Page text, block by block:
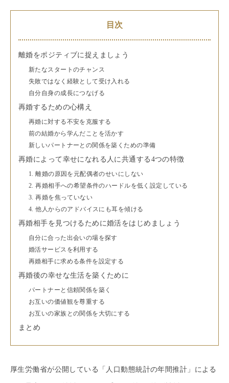
目次
離婚をポジティブに捉えましょう
新たなスタートのチャンス
失敗ではなく経験として受け入れる
自分自身の成長につなげる
再婚するための心構え
再婚に対する不安を克服する
前の結婚から学んだことを活かす
新しいパートナーとの関係を築くための準備
再婚によって幸せになれる人に共通する4つの特徴
1. 離婚の原因を元配偶者のせいにしない
2. 再婚相手への希望条件のハードルを低く設定している
3. 再婚を焦っていない
4. 他人からのアドバイスにも耳を傾ける
再婚相手を見つけるために婚活をはじめましょう
自分に合った出会いの場を探す
婚活サービスを利用する
再婚相手に求める条件を設定する
再婚後の幸せな生活を築くために
パートナーと信頼関係を築く
お互いの価値観を尊重する
お互いの家族との関係を大切にする
まとめ
厚生労働省が公開している「人口動態統計の年間推計」による